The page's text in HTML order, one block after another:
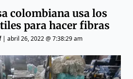
colombiana usa los
para hacer fibras
| abril 26, 2022 @ 7:38:29 am